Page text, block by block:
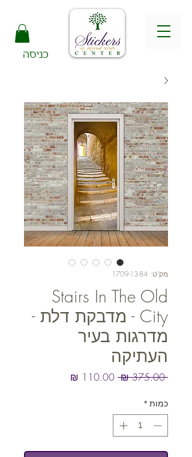
כניסה
מק"ט: 1709-13-84
Stairs In The Old
City - מדבקת דלת -
מדרגות בעיר
העתיקה
‏375.00 ‏₪
מחיר
כמות *